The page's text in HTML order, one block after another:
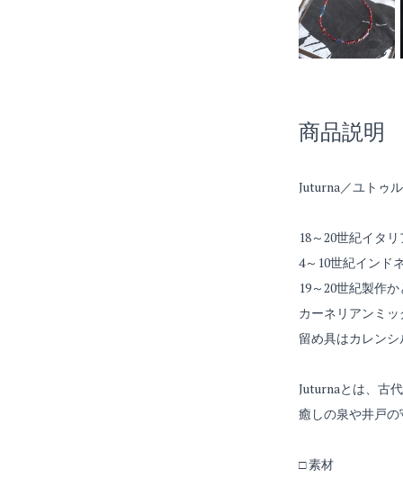
商品説明
Juturna／ユトゥ
18～20世紀イタ
4～10世紀インド
19～20世紀製作
カーネリアンミッ
留め具はカレンシ
Juturnaとは、古
癒しの泉や井戸の
□ 素材